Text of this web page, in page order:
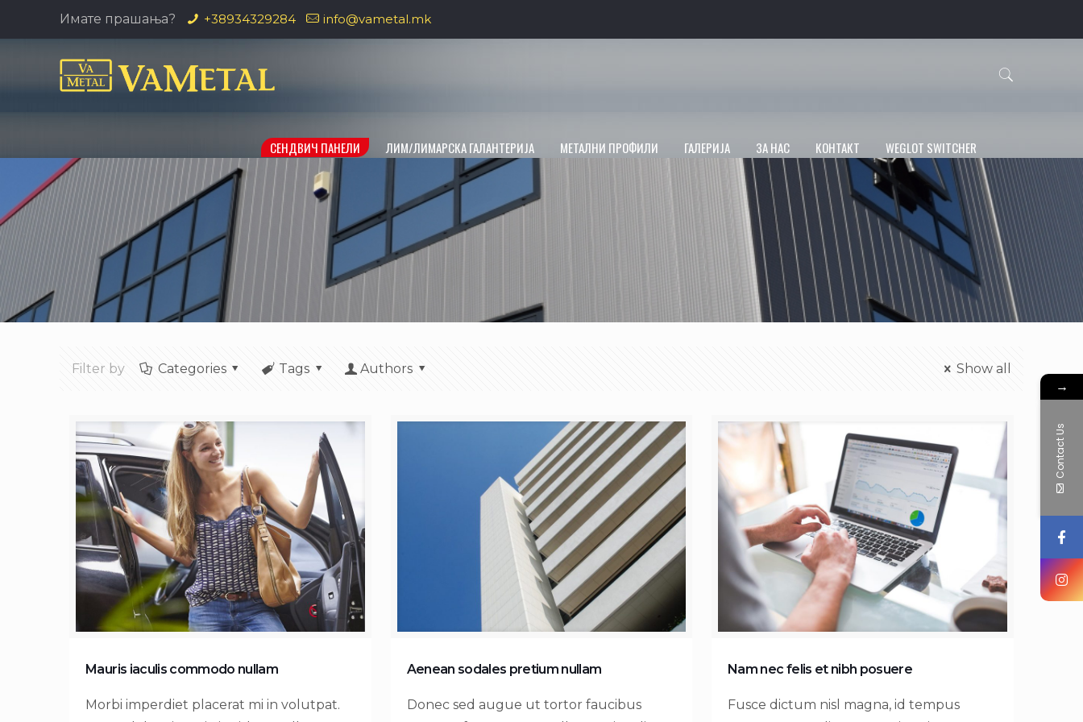
Имате прашања? +38934329284 info@vametal.mk
СЕНДВИЧ ПАНЕЛИ ЛИМ/ЛИМАРСКА ГАЛАНТЕРИЈА МЕТАЛНИ ПРОФИЛИ ГАЛЕРИЈА ЗА НАС КОНТАКТ WEGLOT SWITCHER
Filter by Categories Tags Authors Show all
Mauris iaculis commodo nullam
Morbi imperdiet placerat mi in volutpat.
Aenean sodales pretium nullam
Donec sed augue ut tortor faucibus
Nam nec felis et nibh posuere
Fusce dictum nisl magna, id tempus
→
Contact Us